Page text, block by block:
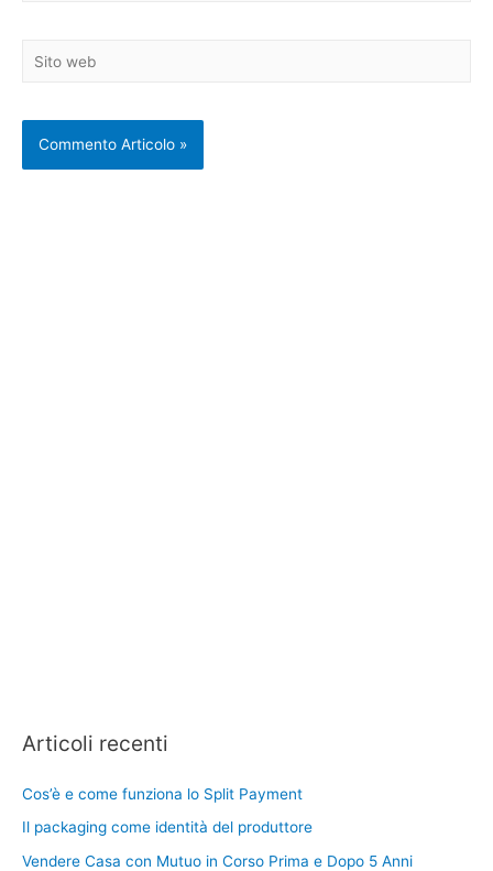
Sito
Articoli recenti
Cos’è e come funziona lo Split Payment
Il packaging come identità del produttore
Vendere Casa con Mutuo in Corso Prima e Dopo 5 Anni